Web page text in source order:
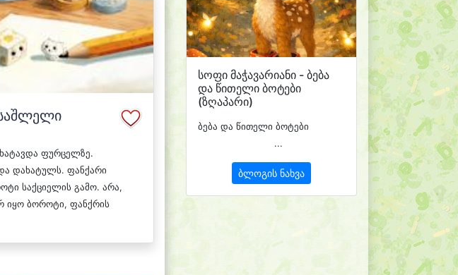
ფურცელზე.
დახატულს. ფანქარი
საქციელის გამო. არა,
იყო ბოროტი, ფანქრის
სოფი მაჭავარიანი - ბება
და წითელი ბოტები
(ზღაპარი)
ბება და წითელი ბოტები
...
ბლოგის ნახვა